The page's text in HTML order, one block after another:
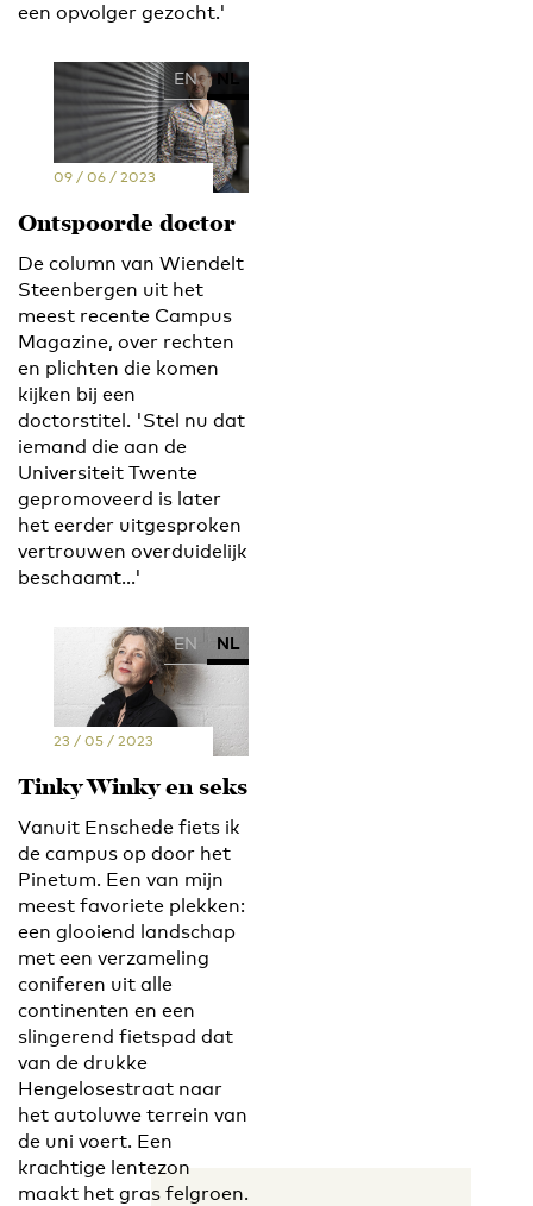
een opvolger gezocht.'
EN NL
09 / 06 / 2023
Ontspoorde doctor
De column van Wiendelt
Steenbergen uit het
meest recente Campus
Magazine, over rechten
en plichten die komen
kijken bij een
doctorstitel. 'Stel nu dat
iemand die aan de
Universiteit Twente
gepromoveerd is later
het eerder uitgesproken
vertrouwen overduidelijk
beschaamt...'
EN NL
23 / 05 / 2023
Tinky Winky en seks
Vanuit Enschede fiets ik
de campus op door het
Pinetum. Een van mijn
meest favoriete plekken:
een glooiend landschap
met een verzameling
coniferen uit alle
continenten en een
slingerend fietspad dat
van de drukke
Hengelosestraat naar
het autoluwe terrein van
de uni voert. Een
krachtige lentezon
maakt het gras felgroen.